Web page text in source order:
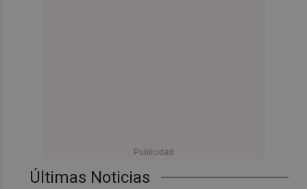
Últimas Noticias